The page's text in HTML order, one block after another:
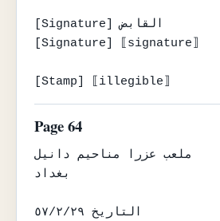
[Signature] القابض
[Signature] ⟦signature⟧
[Stamp] ⟦illegible⟧
Page 64
ملعب عزرا مناحيم دانيل
بغداد
التاريخ ٥٧/٢/٢٩